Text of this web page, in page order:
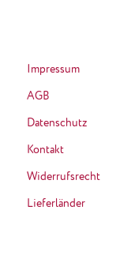
Impressum
AGB
Datenschutz
Kontakt
Widerrufsrecht
Lieferländer